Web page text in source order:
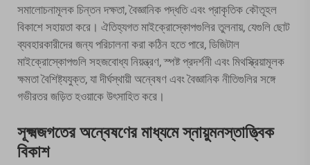
সমালোচনামূলক চিন্তন দক্ষতা, বৈজ্ঞানিক পদ্ধতি এবং প্রাকৃতিক কৌতূহল
বিকাশে সহায়তা করে। ঐতিহ্যগত মাইক্রোস্কোপগুলির তুলনায়, যেগুলি ছোট
ব্যবহারকারীদের জন্য পরিচালনা করা কঠিন হতে পারে, ডিজিটাল
মাইক্রোস্কোপগুলি সহজবোধ্য নিয়ন্ত্রণ, স্পষ্ট প্রদর্শনী এবং মিথস্ক্রিয়ামূলক
ক্ষমতা বৈশিষ্ট্যযুক্ত, যা দীর্ঘস্থায়ী অন্বেষণ এবং বৈজ্ঞানিক নীতিগুলির সঙ্গে
গভীরতর জড়িত হওয়াকে উৎসাহিত করে।
সূক্ষ্মজগতের অন্বেষণের মাধ্যমে স্নায়ুমনস্তাত্ত্বিক
বিকাশ